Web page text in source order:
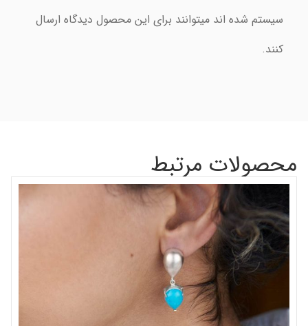
سیستم شده اند میتوانند برای این محصول دیدگاه ارسال
کنند.
محصولات مرتبط